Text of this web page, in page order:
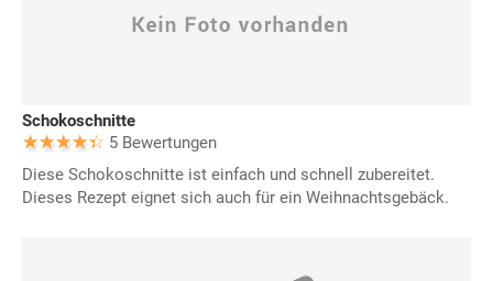
Schokoschnitte
5 Bewertungen
Diese Schokoschnitte ist einfach und schnell zubereitet.
Dieses Rezept eignet sich auch für ein Weihnachtsgebäck.